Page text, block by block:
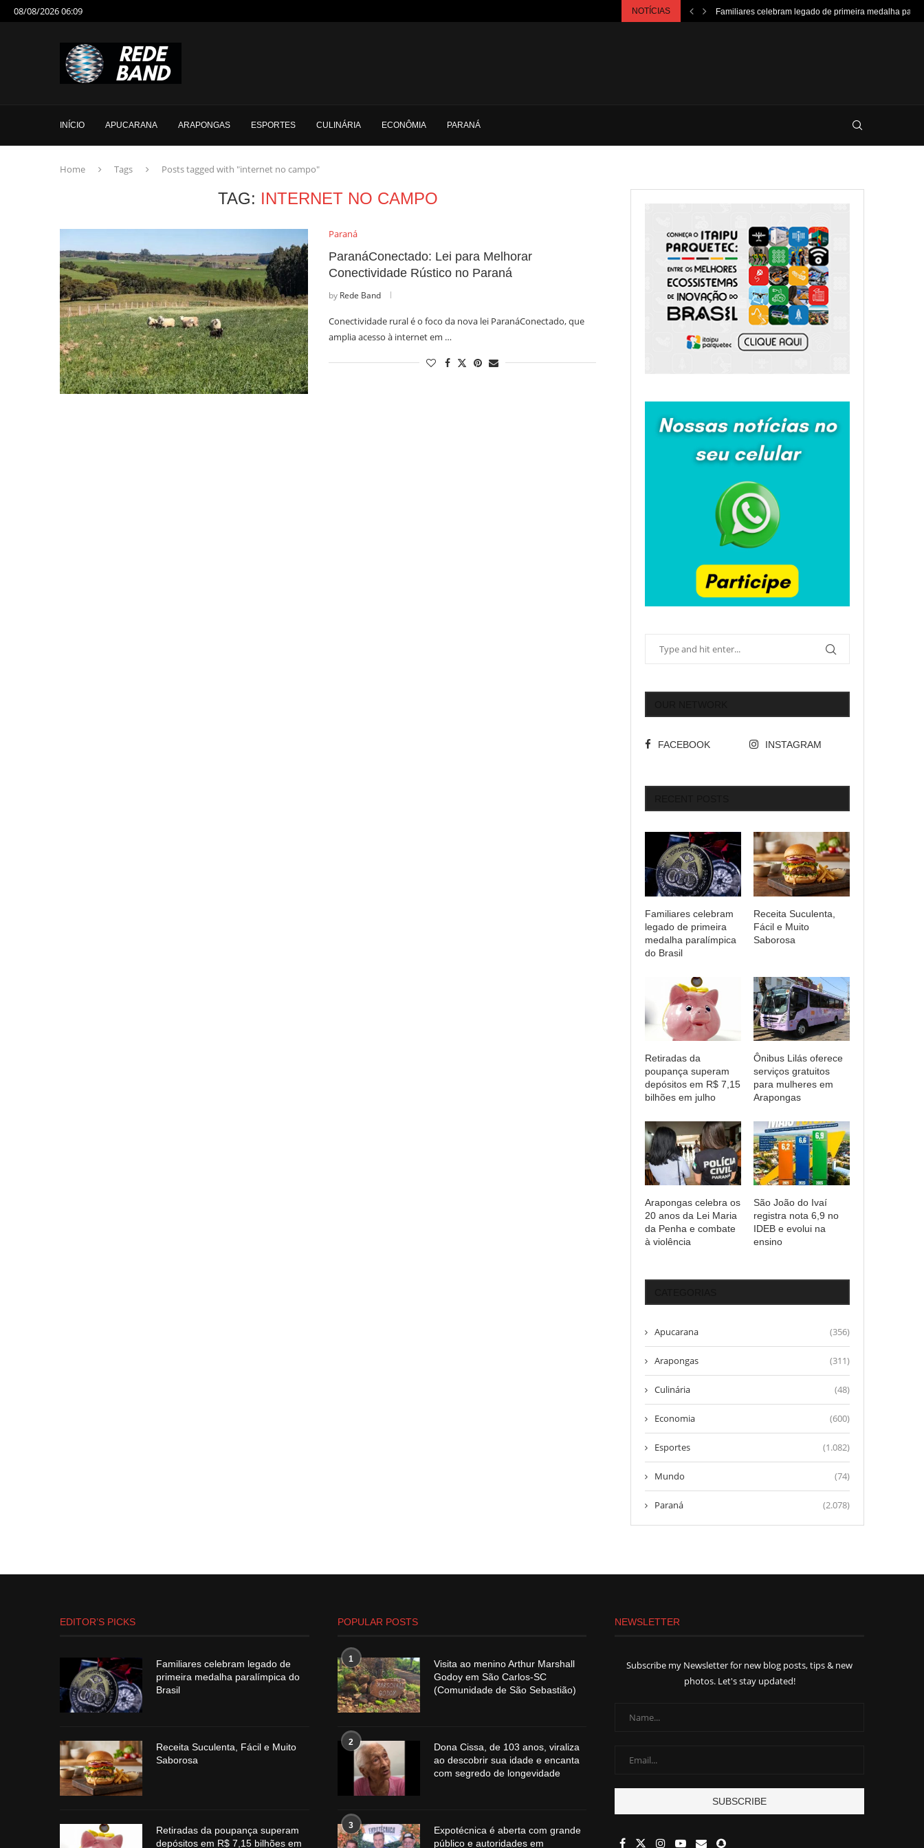
08/08/2026 06:09 NOTÍCIAS Familiares celebram legado de primeira medalha
INÍCIO APUCARANA ARAPONGAS ESPORTES CULINÁRIA ECONÔMIA PARANÁ
Home Tags Posts tagged with "internet no campo"
TAG: INTERNET NO CAMPO
Paraná
ParanáConectado: Lei para Melhorar
Conectividade Rústico no Paraná
by Rede Band
Conectividade rural é o foco da nova lei ParanáConectado, que
amplia acesso à internet em …
FACEBOOK INSTAGRAM
Familiares celebram
legado de primeira
medalha paralímpica
do Brasil
Receita Suculenta,
Fácil e Muito
Saborosa
Retiradas da
poupança superam
depósitos em R$ 7,15
bilhões em julho
Ônibus Lilás oferece
serviços gratuitos
para mulheres em
Arapongas
Arapongas celebra os
20 anos da Lei Maria
da Penha e combate
à violência
São João do Ivaí
registra nota 6,9 no
IDEB e evolui na
ensino
Apucarana (356)
Arapongas (311)
Culinária (48)
Economia (600)
Esportes (1.082)
Mundo (74)
Paraná (2.078)
EDITOR’S PICKS
Familiares celebram legado de
primeira medalha paralímpica do
Brasil
Receita Suculenta, Fácil e Muito
Saborosa
Retiradas da poupança superam
depósitos em R$ 7,15 bilhões em
POPULAR POSTS
1
Visita ao menino Arthur Marshall
Godoy em São Carlos-SC
(Comunidade de São Sebastião)
2
Dona Cissa, de 103 anos, viraliza
ao descobrir sua idade e encanta
com segredo de longevidade
3
Expotécnica é aberta com grande
público e autoridades em
NEWSLETTER
Subscribe my Newsletter for new blog posts, tips & new
photos. Let's stay updated!